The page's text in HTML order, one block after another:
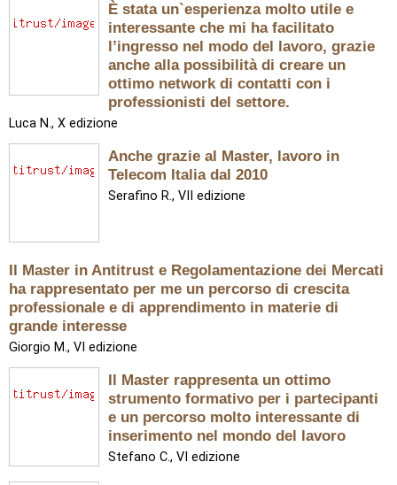
È stata un`esperienza molto utile e
interessante che mi ha facilitato
l’ingresso nel modo del lavoro, grazie
anche alla possibilità di creare un
ottimo network di contatti con i
professionisti del settore.
Luca N., X edizione
Anche grazie al Master, lavoro in
Telecom Italia dal 2010
Serafino R., VII edizione
Il Master in Antitrust e Regolamentazione dei Mercati
ha rappresentato per me un percorso di crescita
professionale e di apprendimento in materie di
grande interesse
Giorgio M., VI edizione
Il Master rappresenta un ottimo
strumento formativo per i partecipanti
e un percorso molto interessante di
inserimento nel mondo del lavoro
Stefano C., VI edizione